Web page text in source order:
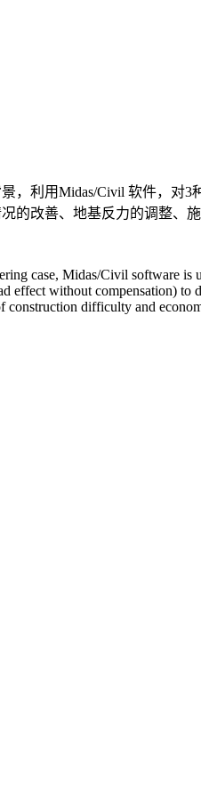
，利用Midas/Civil 软件，对
的改善、地基反力的调整、
case, Midas/Civil software is
effect without compensation)
construction difficulty and